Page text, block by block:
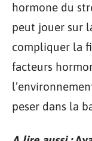
hormone du
peut jouer sur
compliquer la
facteurs
peser dans la